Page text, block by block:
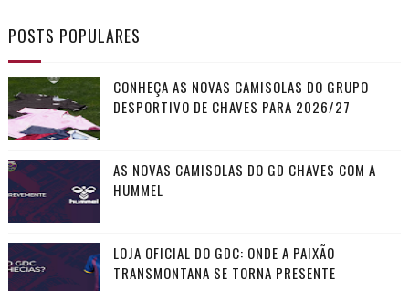
POSTS POPULARES
CONHEÇA AS NOVAS CAMISOLAS DO GRUPO
DESPORTIVO DE CHAVES PARA 2026/27
AS NOVAS CAMISOLAS DO GD CHAVES COM A
HUMMEL
LOJA OFICIAL DO GDC: ONDE A PAIXÃO
TRANSMONTANA SE TORNA PRESENTE